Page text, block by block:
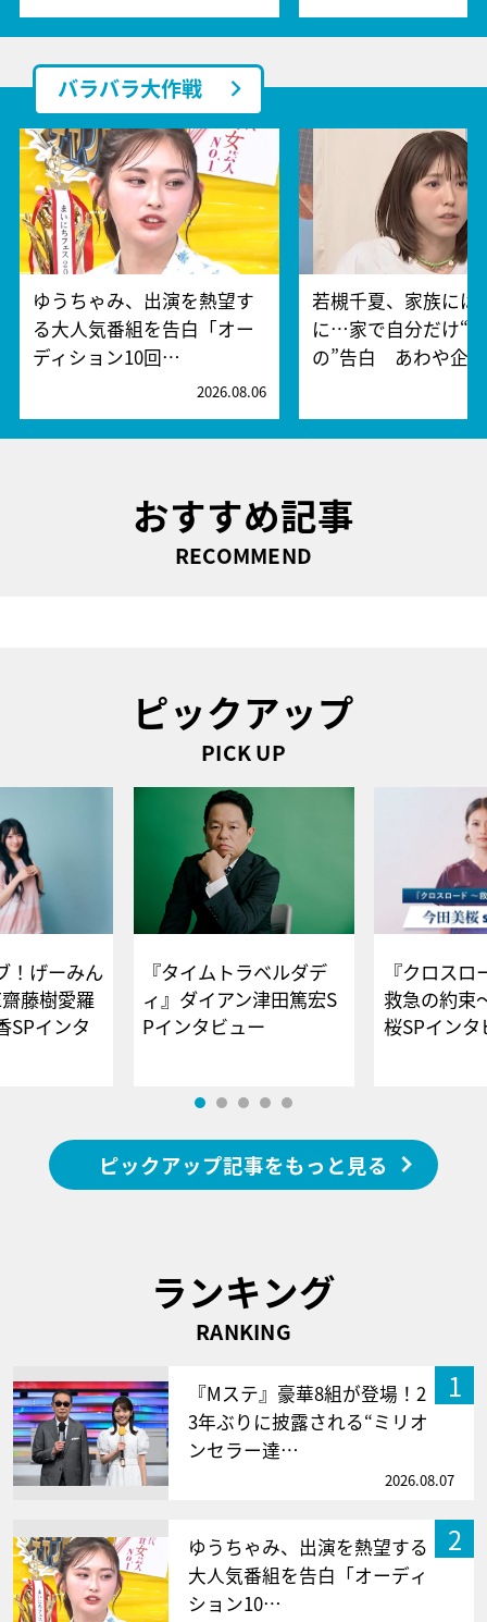
バラバラ大作戦
ゆうちゃみ、出演を熱望す
る大人気番組を告白「オー
ディション10回…
2026.08.06
若槻千夏、家族には
に…家で自分だけ“
の”告白 あわや企…
おすすめ記事
RECOMMEND
ピックアップ
PICK UP
！げーみん
藤樹愛羅
SPインタ
『タイムトラベルダデ
ィ』ダイアン津田篤宏S
Pインタビュー
『クロス
救急の約束
桜SPイ
ピックアップ記事をもっと見る
ランキング
RANKING
1
『Mステ』豪華8組が登場！2
3年ぶりに披露される“ミリオ
ンセラー達…
2026.08.07
2
ゆうちゃみ、出演を熱望する
大人気番組を告白「オーディ
ション10…